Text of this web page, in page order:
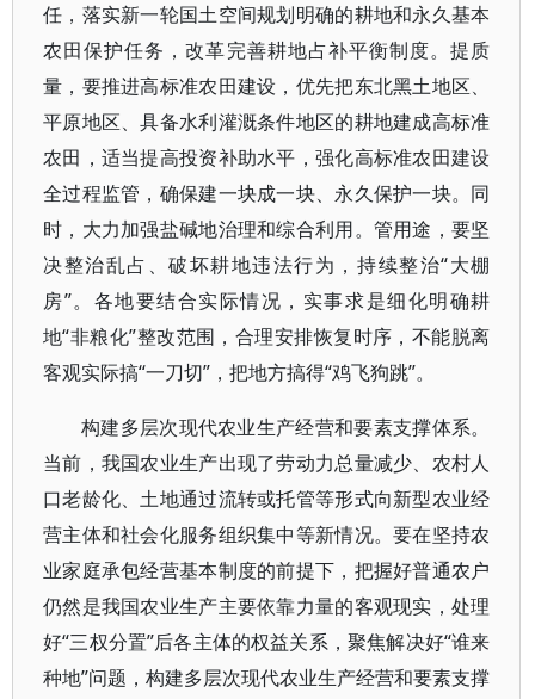
任，落实新一轮国土空间规划明确的耕地和永久基本
农田保护任务，改革完善耕地占补平衡制度。提质
量，要推进高标准农田建设，优先把东北黑土地区、
平原地区、具备水利灌溉条件地区的耕地建成高标准
农田，适当提高投资补助水平，强化高标准农田建设
全过程监管，确保建一块成一块、永久保护一块。同
时，大力加强盐碱地治理和综合利用。管用途，要坚
决整治乱占、破坏耕地违法行为，持续整治“大棚
房”。各地要结合实际情况，实事求是细化明确耕
地“非粮化”整改范围，合理安排恢复时序，不能脱离
客观实际搞“一刀切”，把地方搞得“鸡飞狗跳”。
构建多层次现代农业生产经营和要素支撑体系。
当前，我国农业生产出现了劳动力总量减少、农村人
口老龄化、土地通过流转或托管等形式向新型农业经
营主体和社会化服务组织集中等新情况。要在坚持农
业家庭承包经营基本制度的前提下，把握好普通农户
仍然是我国农业生产主要依靠力量的客观现实，处理
好“三权分置”后各主体的权益关系，聚焦解决好“谁来
种地”问题，构建多层次现代农业生产经营和要素支撑